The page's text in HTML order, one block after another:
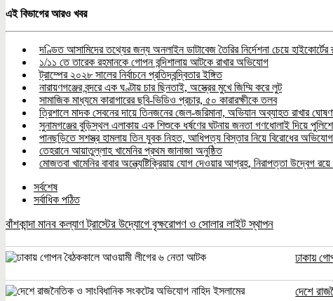
Share
এই বিভাগের আরও খবর
দণ্ডিত আসামিদের তথ্যের জন্য অনলাইন ডাটাবেজ তৈরির নির্দেশনা চেয়ে
১/১১ তে তারেক রহমানকে গোপন বন্দিশালায় আটকে রাখার অভিযোগ
ট্রাম্পের ২০২৮ সালের নির্বাচনে প্রতিদ্বন্দ্বিতার ইঙ্গিত
নারায়ণগঞ্জের বন্দরে এক ঘণ্টায় চার ছিনতাই, অস্ত্রের মুখে জিম্মি করে লুট
সামাজিক মাধ্যমে কারাগারের ছবি-ভিডিও প্রচার, ৫০ কারারক্ষীকে তলব
ত্রিশালে মাদক সেবনের দায়ে তিনজনের জেল-জরিমানা, অভিযান অব্যাহত রাখার
সুনামগঞ্জের বুড়িস্থল এলাকায় এক শিশুকে ধর্ষণের ঘটনায় জনতা গণধোলাই দিয়ে
পানছড়িতে সশস্ত্র হামলায় তিন যুবক নিহত, আধিপত্য বিস্তার নিয়ে বিরোধের অভিযোগ
তেহরানে আয়াতুল্লাহ খামেনির প্রথম জানাজা অনুষ্ঠিত
মোজতবা খামেনির বাবার অন্ত্যেষ্টিক্রিয়ায় যোগ দেওয়ার আগ্রহ, নিরাপত্তা উদ্বেগ
সর্বশেষ
সর্বাধিক পঠিত
বাঁশকান্দা মানব কল্যাণ ট্রাস্টের উদ্যোগে বৃক্ষরোপণ ও সোলার লাইট স্থাপন
ঢাকায়
দেশে